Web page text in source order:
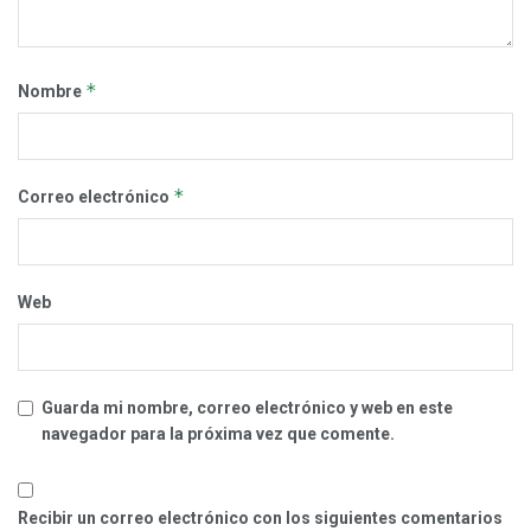
Nombre *
Correo electrónico *
Web
Guarda mi nombre, correo electrónico y web en este
navegador para la próxima vez que comente.
Recibir un correo electrónico con los siguientes comentarios